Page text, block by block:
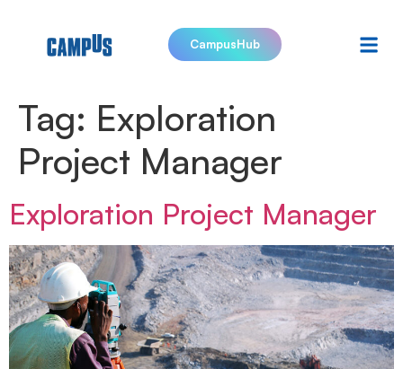
CampusHub
Tag: Exploration
Project Manager
Exploration Project Manager